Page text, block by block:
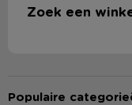
Zoek een
Populaire